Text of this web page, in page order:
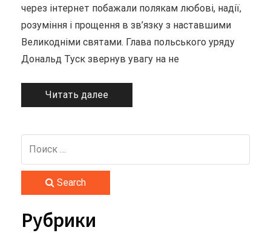
через інтернет побажали полякам любові, надії,
розуміння і прощення в зв’язку з наставшими
Великодніми святами. Глава польського уряду
Дональд Туск звернув увагу на не
Читать далее
Search
Рубрики